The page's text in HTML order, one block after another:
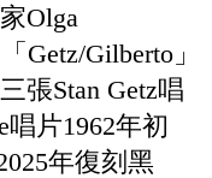
Olga
Getz/Gilberto」
張Stan Getz唱
片1962年初
年復刻黑